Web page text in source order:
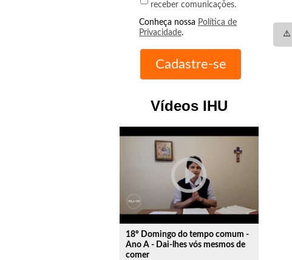
receber comunicações.
Conheça nossa Política de
Privacidade.
Vídeos IHU
play_circle_outline
18º Domingo do tempo comum -
Ano A - Dai-lhes vós mesmos de
comer
⚠️